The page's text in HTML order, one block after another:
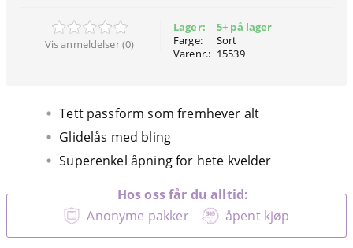
Vis anmeldelser (0)
Lager:
Farge:
Varenr.:
5+ på lager
Sort
15539
Tett passform som fremhever alt
Glidelås med bling
Superenkel åpning for hete kvelder
Anonyme pakker åpent kjøp
Hos oss får du alltid: